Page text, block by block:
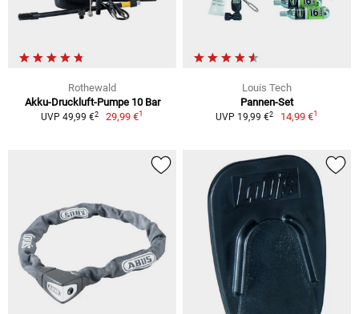
Rothewald
Akku-Druckluft-Pumpe 10 Bar
UVP 49,99 €2 29,99 €1
Louis Tech
Pannen-Set
UVP 19,99 €2 14,99 €1